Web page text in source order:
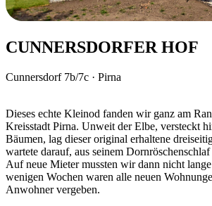
CUNNERSDORFER HOF
Cunnersdorf 7b/7c · Pirna
Dieses echte Kleinod fanden wir ganz am
Kreisstadt Pirna. Unweit der Elbe, versteckt
Bäumen, lag dieser original erhaltene
wartete darauf, aus seinem
Auf neue Mieter mussten wir dann nicht
wenigen Wochen waren alle neuen
Anwohner vergeben.